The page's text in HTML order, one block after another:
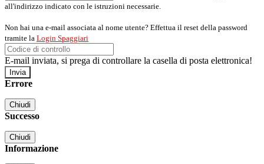
all'indirizzo indicato con le istruzioni necessarie.
Non hai una e-mail associata al nome utente? Effettua il reset della password
tramite la Login Spaggiari
E-mail inviata, si prega di controllare la casella di posta elettronica!
Errore
Chiudi
Successo
Chiudi
Informazione